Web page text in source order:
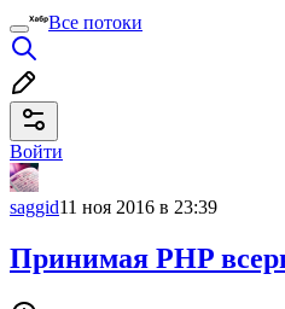
Все потоки
Войти
saggid11 ноя 2016 в 23:39
Принимая PHP